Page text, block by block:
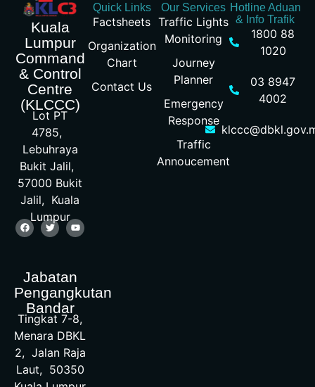
Kuala
Lumpur
Command
& Control
Centre
(KLCCC)
Lot PT
4785,
Lebuhraya
Bukit Jalil,
57000 Bukit
Jalil, Kuala
Lumpur
Jabatan
Pengangkutan
Bandar
Tingkat 7-8,
Menara DBKL
2, Jalan Raja
Laut, 50350
Quick Links
Factsheets
Organization
Chart
Contact Us
Our Services
Traffic Lights
Monitoring
Journey
Planner
Emergency
Response
Traffic
Annoucement
Hotline Aduan
& Info Trafik
1800 88
1020
03 8947
4002